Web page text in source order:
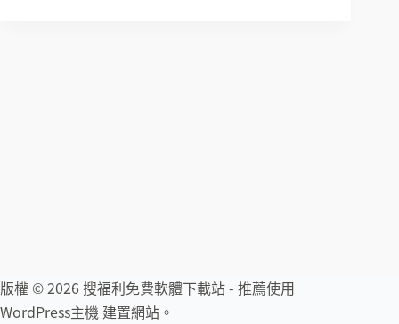
版權 © 2026 搜福利免費軟體下載站 - 推薦使用
WordPress主機 建置網站。